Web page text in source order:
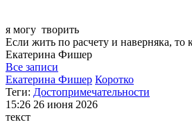
я могу творить
Если жить по расчету и наверняка,
Екатерина Фишер
Все записи
Екатерина Фишер Коротко
Теги: Достопримечательности
15:26 26 июня 2026
текст